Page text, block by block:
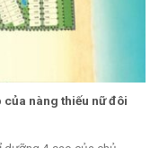
của nàng thiếu nữ đôi